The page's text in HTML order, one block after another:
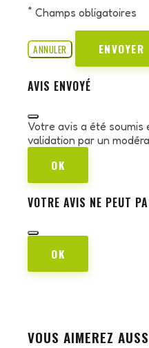
* Champs obligatoires
ANNULER ENVOYER
AVIS ENVOYÉ
Votre avis a été soumis
validation par un
OK
VOTRE AVIS NE PEUT
OK
VOUS AIMEREZ